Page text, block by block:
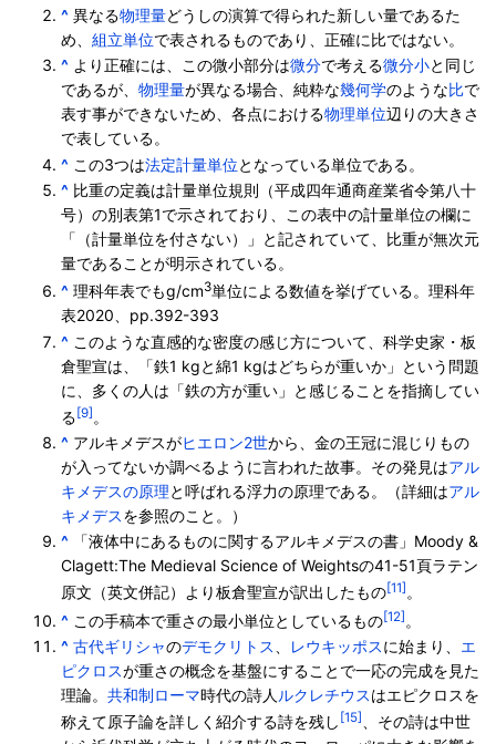
^ 異なる物理量どうしの演算で得られた新しい量であるた
め、 組立単位で表されるものであり、正確に比ではない。
^ より正確には、この微小部分は微分で考える微分小と同じ
であるが、 物理量が異なる場合、純粋な幾何学のような比で
表す事ができないため、各点における物理単位辺りの大きさ
で表している。
^ この3つは法定計量単位となっている単位である。
^ 比重の定義は計量単位規則（平成四年通商産業省令第八十
号）の別表第1で示されており、この表中の計量単位の欄に
「（計量単位を付さない）」と記されていて、比重が無次元
量であることが明示されている。
^ 理科年表でもg/cm3単位による数値を挙げている。理科年
表2020、pp.392-393
^ このような直感的な密度の感じ方について、科学史家・板
倉聖宣は、「鉄1 kgと綿1 kgはどちらが重いか」という問題
に、多くの人は「鉄の方が重い」と感じることを指摘してい
る[9] 。
^ アルキメデスがヒエロン2世から、金の王冠に混じりもの
が入ってないか調べるように言われた故事。その発見はアル
キメデスの原理と呼ばれる浮力の原理である。（詳細はアル
キメデスを参照のこと。）
^
「液体中にあるものに関するアルキメデスの書」Moody &
Clagett:The Medieval Science of Weightsの41-51頁ラテン
原文（英文併記）より板倉聖宣が訳出したもの[11] 。
^ この手稿本で重さの最小単位としているもの[12] 。
^ 古代ギリシャのデモクリトス レウキッポスに始まり、 エ
ピクロスが重さの概念を基盤にすることで一応の完成を見た
理論。 共和制ローマ時代の詩人 ルクレチウスはエピクロスを
称えて原子論を詳しく紹介する詩を残し [15]
、その詩は中世